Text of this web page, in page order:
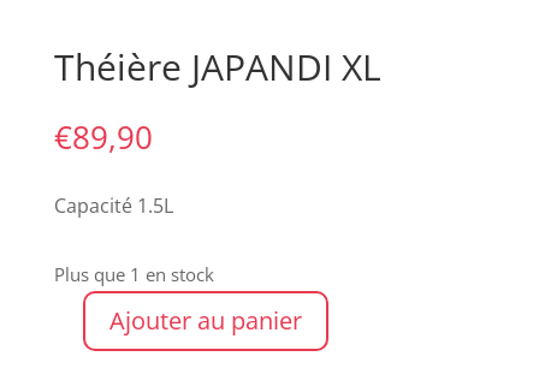
Théière JAPANDI XL
€89,90
Capacité 1.5L
Plus que 1 en stock
quantitéAjouter au panier